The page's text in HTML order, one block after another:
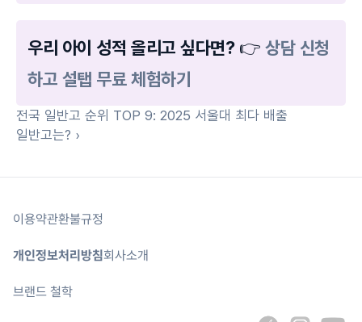
우리 아이 성적 올리고 싶다면? 👉 상담 신청
하고 설탭 무료 체험하기
전국 일반고 순위 TOP 9: 2025 서울대 최다 배출
일반고는? ›
이용약관환불규정
개인정보처리방침회사소개
브랜드 철학